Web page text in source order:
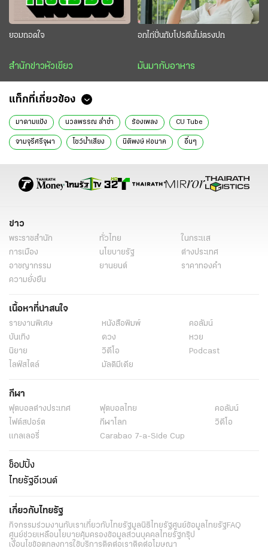
ยอมถอดใจ
สำนักข่าวหัวเขียว
อกไก่ปั่นกับโปรตีนไม่ตรงปก
มันมากับอาหาร
แท็กที่เกี่ยวข้อง
มาดามแป้ง นวลพรรณ ล่ำซำ ร้องเพลง CU Tube
จามจุรีศรีจุฬา โชว์น้ำเสียง นิติพงษ์ ห่อนาค อื่นๆ
ข่าว
พระราชสำนัก ทั่วไทย
ในกระแส
การเมือง
นโยบายรัฐ
ต่างประเทศ
อาชญากรรม
ยานยนต์
ราคาทองคำ
ความยั่งยืน
เนื้อหาที่น่าสนใจ
รายงานพิเศษ หนังสือพิมพ์
คอลัมน์
บันเทิง
ดวง
หวย
นิยาย
วิดีโอ
Podcast
ไลฟ์สไตล์
มัลติมีเดีย
กีฬา
ฟุตบอลต่่างประเทศ ฟุตบอลไทย
คอลัมน์
ไฟต์สปอร์ต
กีฬาโลก
วิดีโอ
แกลเลอรี่
Carabao 7-a-Side Cup
ช็อปปิ้ง
ไทยรัฐอีเวนต์
เกี่ยวกับไทยรัฐ
กิจกรรมร่วมงานกับเราเกี่ยวกับไทยรัฐมูลนิธิไทยรัฐศูนย์ข้อมูลไทยรัฐFAQ
ศูนย์ช่วยเหลือนโยบายคุ้มครองข้อมูลส่วนบุคคลไทยรัฐกรุ๊ป
เงื่อนไขข้อตกลงการใช้บริการติดต่อเราติดต่อโฆษณา